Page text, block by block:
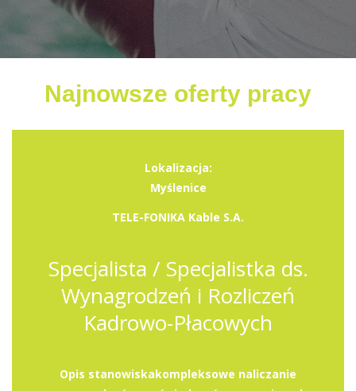
Najnowsze oferty pracy
Lokalizacja:
Myślenice
TELE-FONIKA Kable S.A.
Specjalista / Specjalistka ds.
Wynagrodzeń i Rozliczeń
Kadrowo-Płacowych
Opis stanowiskakompleksowe naliczanie